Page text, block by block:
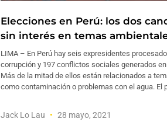
Elecciones en Perú: los dos
sin interés en temas
LIMA – En Perú hay seis expresidentes
corrupción y 197 conflictos sociales generados
Más de la mitad de ellos están relacionados a
como contaminación o problemas con el agua. El
Jack Lo Lau 28 mayo, 2021